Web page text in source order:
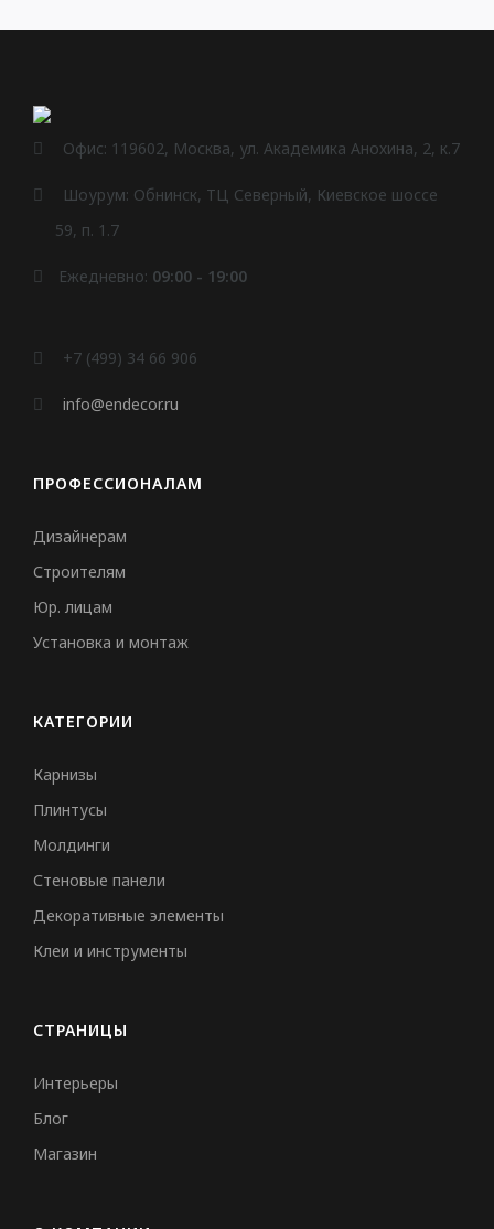
Блоки питания
Профили для LED
Офис: 119602, Москва, ул. Академика Анохина, 2, к.7
Шоурум: Обнинск, ТЦ Северный, Киевское шоссе
59, п. 1.7
Ежедневно: 09:00 - 19:00
+7 (499) 34 66 906
info@endecor.ru
ПРОФЕССИОНАЛАМ
Дизайнерам
Строителям
Юр. лицам
Установка и монтаж
КАТЕГОРИИ
Карнизы
Плинтусы
Молдинги
Стеновые панели
Декоративные элементы
Клеи и инструменты
СТРАНИЦЫ
Интерьеры
Блог
Магазин